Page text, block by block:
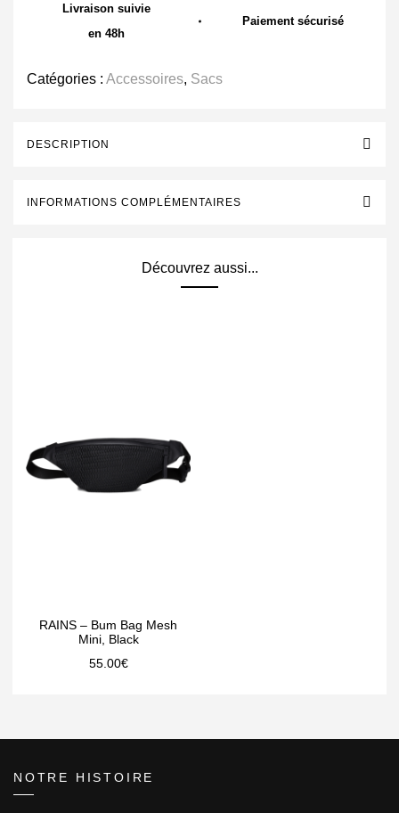
Livraison suivie
en 48h
Paiement sécurisé
Catégories : Accessoires, Sacs
DESCRIPTION
INFORMATIONS COMPLÉMENTAIRES
Découvrez aussi...
RAINS – Bum Bag Mesh
Mini, Black
55.00€
NOTRE HISTOIRE